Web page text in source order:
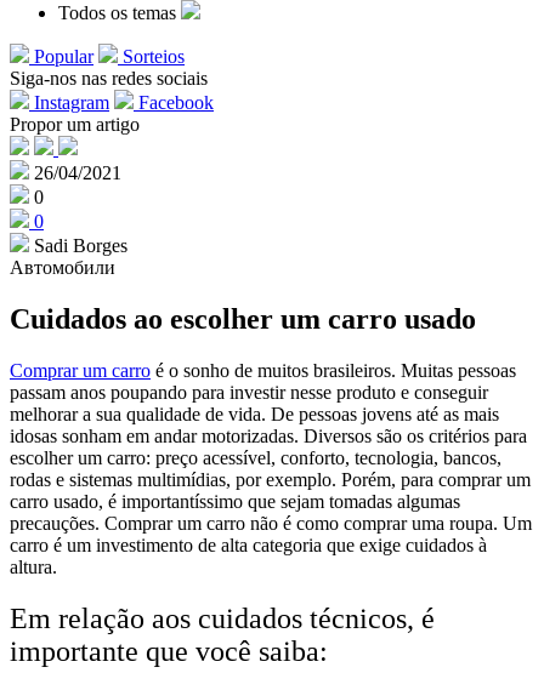
Todos os temas
Popular
Sorteios
Siga-nos nas redes sociais
Instagram
Facebook
Propor um artigo
26/04/2021
0
0
Sadi Borges
Автомобили
Cuidados ao escolher um carro usado
Comprar um carro é o sonho de muitos brasileiros. Muitas pessoas
passam anos poupando para investir nesse produto e conseguir
melhorar a sua qualidade de vida. De pessoas jovens até as mais
idosas sonham em andar motorizadas. Diversos são os critérios para
escolher um carro: preço acessível, conforto, tecnologia, bancos,
rodas e sistemas multimídias, por exemplo. Porém, para comprar um
carro usado, é importantíssimo que sejam tomadas algumas
precauções. Comprar um carro não é como comprar uma roupa. Um
carro é um investimento de alta categoria que exige cuidados à
altura.
Em relação aos cuidados técnicos, é
importante que você saiba: